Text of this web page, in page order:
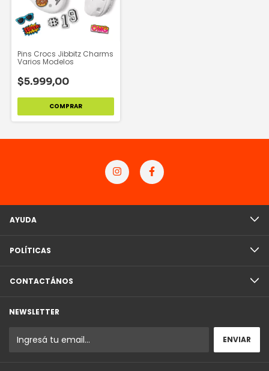
Pins Crocs Jibbitz Charms
Varios Modelos
$5.999,00
COMPRAR
AYUDA
POLÍTICAS
CONTACTÁNOS
NEWSLETTER